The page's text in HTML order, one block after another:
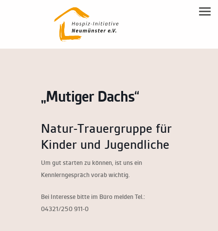
Familienbegleitung
NEUMÜNSTERANER MODELL
SPENDEN
Hospiz-Notiz
Kontakt & Anfahrt
Vereinsmitgliedschaft & Spenden
Kooperationspartner
„Mutiger Dachs“
Natur-Trauergruppe für
Kinder und Jugendliche
Um gut starten zu können, ist uns ein
Kennlerngespräch vorab wichtig.
Bei Interesse bitte im Büro melden Tel.:
04321/250 911-0